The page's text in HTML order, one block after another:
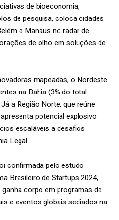
de bioeconomia,
de pesquisa, coloca cidades
e Manaus no radar de
de olho em soluções de
mapeadas, o Nordeste
na Bahia (3% do total
a Região Norte, que reúne
potencial explosivo
escaláveis a desafios
Legal.
confirmada pelo estudo
Brasileiro de Startups 2024,
corpo em programas de
e eventos globais sediados na